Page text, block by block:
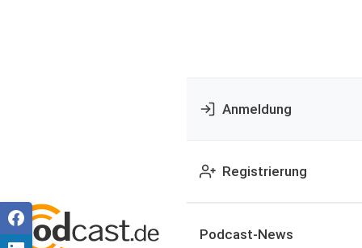
Anmeldung
Registrierung
Podcast-News